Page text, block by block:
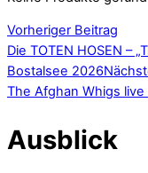
Vorheriger Beitrag
Die TOTEN HOSEN –
Bostalsee 2026
The Afghan Whigs
Ausblick